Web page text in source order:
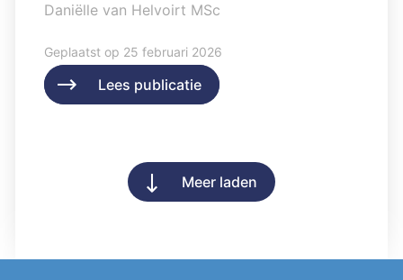
Lees publicatie
Daniëlle van Helvoirt MSc
Geplaatst op 25 februari 2026
Lees publicatie
Meer laden